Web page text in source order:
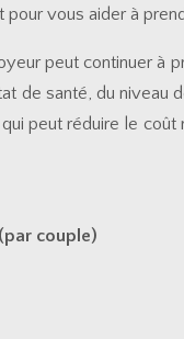
vous aider à
peut continuer à
de santé, du niveau
peut réduire le coût
couple)